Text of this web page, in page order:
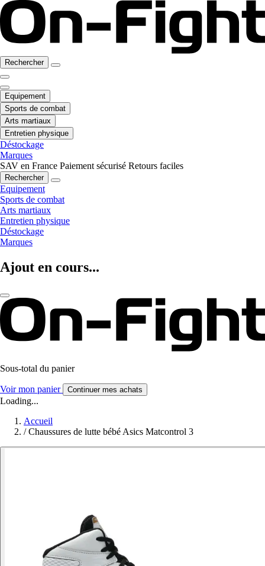
Rechercher
Equipement
Sports de combat
Arts martiaux
Entretien physique
Déstockage
Marques
SAV en France Paiement sécurisé Retours faciles
Rechercher
Equipement
Sports de combat
Arts martiaux
Entretien physique
Déstockage
Marques
Ajout en cours...
Sous-total du panier
Voir mon panier Continuer mes achats
Loading...
Accueil
/ Chaussures de lutte bébé Asics Matcontrol 3